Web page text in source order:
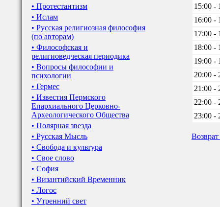
• Протестантизм
• Ислам
• Русская религиозная философия
(по авторам)
• Философская и
религиоведческая периодика
• Вопросы философии и
психологии
• Гермес
• Известия Пермского
Епархиального Церковно-
Археологического Общества
• Полярная звезда
• Русская Мысль
• Свобода и культура
• Свое слово
• София
• Византийский Временник
• Логос
• Утренний свет
15:00 -
16:00 -
17:00 -
18:00 -
19:00 -
20:00 -
21:00 -
22:00 -
23:00 -
Возврат